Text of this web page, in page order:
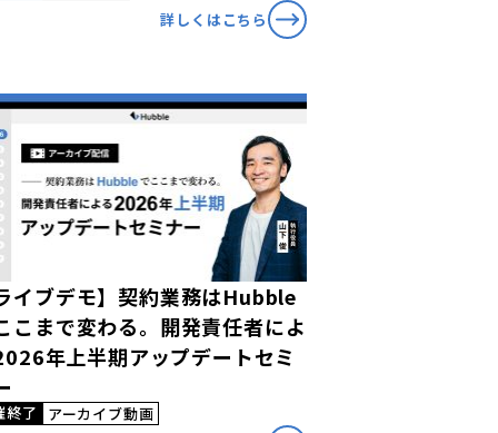
詳しくはこちら
ライブデモ】契約業務はHubble
こまで変わる。開発責任者によ
年上半期アップデートセミ
終了
アーカイブ動画